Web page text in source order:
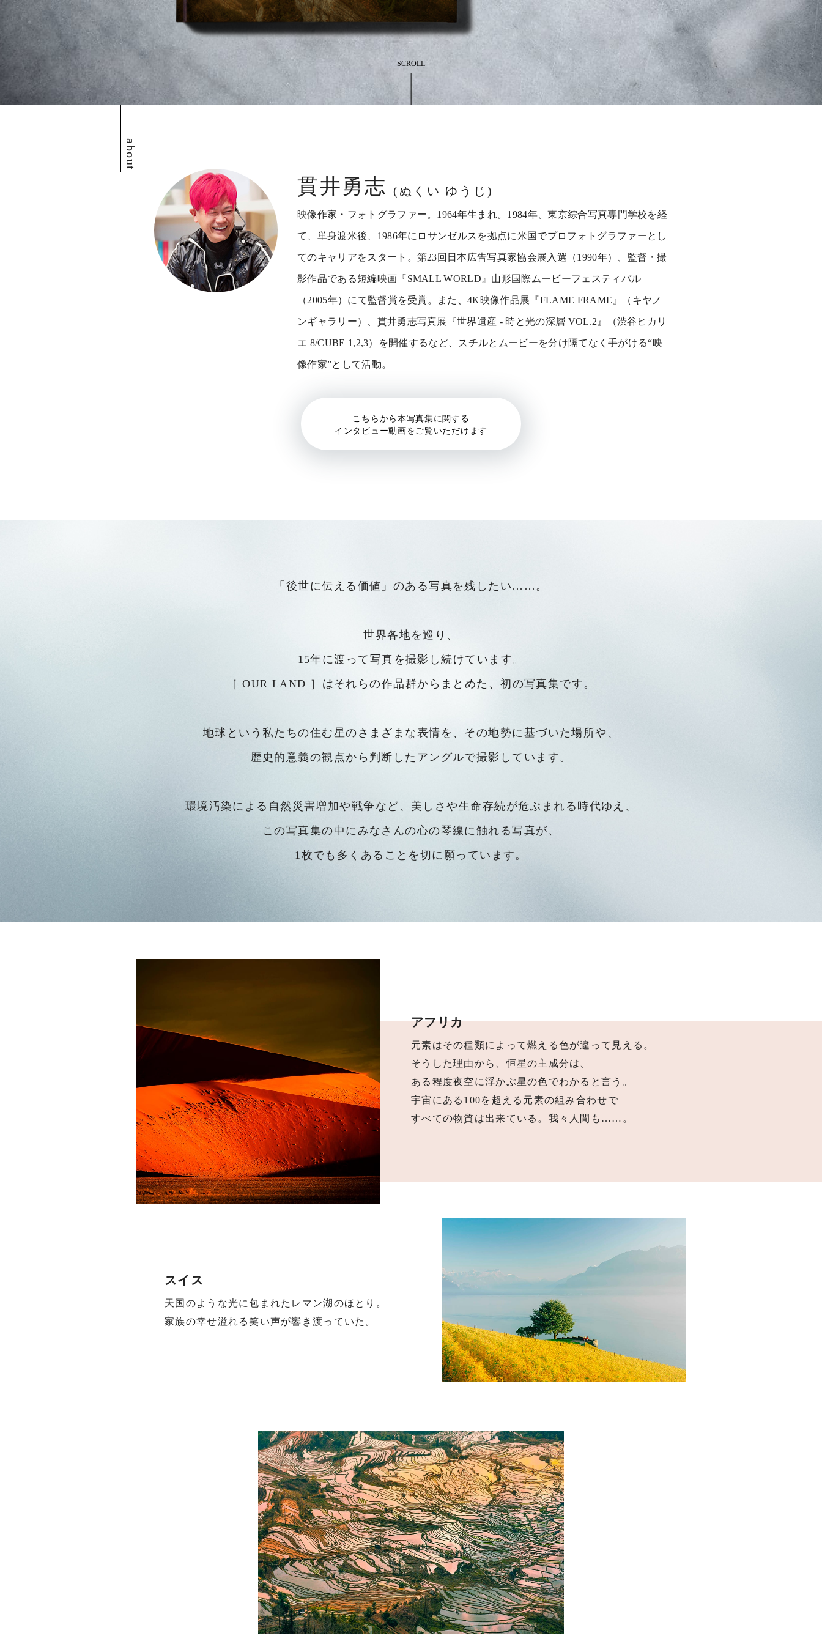
SCROLL
about
貫井勇志 (ぬくい ゆうじ)
映像作家・フォトグラファー。1964年生まれ。1984年、東京綜合写真専門学校を経
て、単身渡米後、1986年にロサンゼルスを拠点に米国でプロフォトグラファーとし
てのキャリアをスタート。第23回日本広告写真家協会展入選（1990年）、監督・撮
影作品である短編映画『SMALL WORLD』山形国際ムービーフェスティバル
（2005年）にて監督賞を受賞。また、4K映像作品展『FLAME FRAME』（キヤノ
ンギャラリー）、貫井勇志写真展『世界遺産 - 時と光の深層 VOL.2』（渋谷ヒカリ
エ 8/CUBE 1,2,3）を開催するなど、スチルとムービーを分け隔てなく手がける“映
像作家”として活動。
こちらから本写真集に関する
インタビュー動画をご覧いただけます
「後世に伝える価値」のある写真を残したい……。
世界各地を巡り、
15年に渡って写真を撮影し続けています。
［ OUR LAND ］はそれらの作品群からまとめた、初の写真集です。
地球という私たちの住む星のさまざまな表情を、 その地勢に基づいた場所や、
歴史的意義の観点から 判断したアングルで撮影しています。
環境汚染による自然災害増加や戦争など、 美しさや生命存続が危ぶまれる時代ゆえ、
この写真集の中にみなさんの心の琴線に触れる写真が、
1枚でも多くあることを切に願っています。
アフリカ
元素はその種類によって燃える色が違って見える。
そうした理由から、恒星の主成分は、
ある程度夜空に浮かぶ星の色でわかると言う。
宇宙にある100を超える元素の組み合わせで
すべての物質は出来ている。 我々人間も……。
スイス
天国のような光に包まれたレマン湖のほとり。
家族の幸せ溢れる笑い声が響き渡っていた。